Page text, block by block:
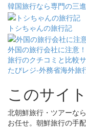
韓国旅行なら専門の三
トシちゃんの旅行記
外国の旅行会社に注意！
旅行のクチコミと比較
たびレジ-外務省海外旅
このサイ
北朝鮮旅行・ツアーな
お任せ。朝鮮旅行の手